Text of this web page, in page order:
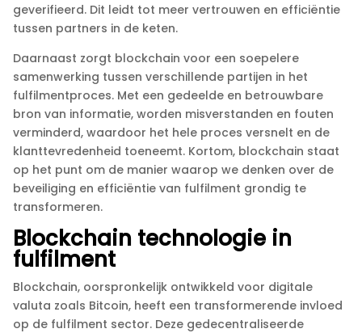
geverifieerd.​ Dit leidt tot meer vertrouwen en efficiëntie
tussen partners in de keten.​
Daarnaast zorgt blockchain voor een soepelere
samenwerking tussen verschillende partijen in het
fulfilmentproces.​ Met een gedeelde en betrouwbare
bron van informatie, worden misverstanden en fouten
verminderd, waardoor het hele proces versnelt en de
klanttevredenheid toeneemt.​ Kortom, blockchain staat
op het punt om de manier waarop we denken over de
beveiliging en efficiëntie van fulfilment grondig te
transformeren.​
Blockchain technologie in
fulfilment
Blockchain, oorspronkelijk ontwikkeld voor digitale
valuta zoals Bitcoin, heeft een transformerende invloed
op de fulfilment sector.​ Deze gedecentraliseerde